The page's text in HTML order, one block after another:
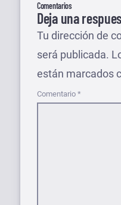
Comentarios
Deja una
Tu dirección de
será publicada.
están marcados
Comentario *